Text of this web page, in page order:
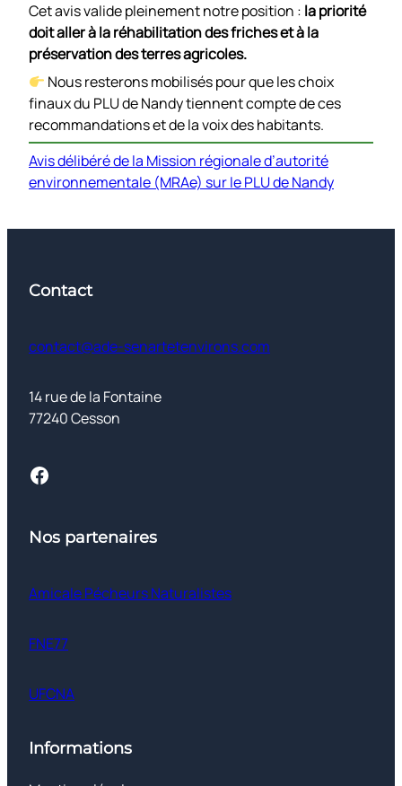
Cet avis valide pleinement notre position : la priorité
doit aller à la réhabilitation des friches et à la
préservation des terres agricoles.
Nous resterons mobilisés pour que les choix
finaux du PLU de Nandy tiennent compte de ces
recommandations et de la voix des habitants.
Avis délibéré de la Mission régionale d’autorité
environnementale (MRAe) sur le PLU de Nandy
Contact
contact@ade-senartetenvirons.com
14 rue de la Fontaine
77240 Cesson
Facebook
Nos partenaires
Amicale Pécheurs Naturalistes
FNE77
UFCNA
Informations